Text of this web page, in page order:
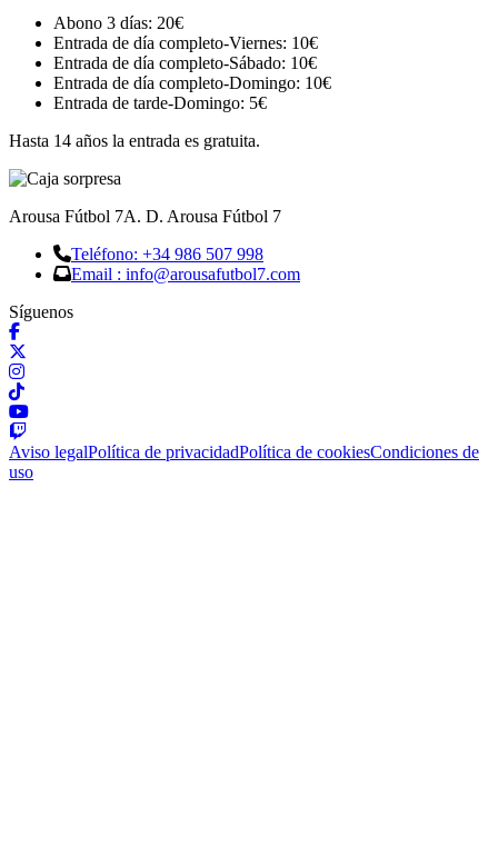
Abono 3 días: 20€
Entrada de día completo-Viernes: 10€
Entrada de día completo-Sábado: 10€
Entrada de día completo-Domingo: 10€
Entrada de tarde-Domingo: 5€
Hasta 14 años la entrada es gratuita.
Arousa Fútbol 7A. D. Arousa Fútbol 7
Teléfono: +34 986 507 998
Email : info@arousafutbol7.com
Síguenos
Aviso legalPolítica de privacidadPolítica de cookiesCondiciones de
uso